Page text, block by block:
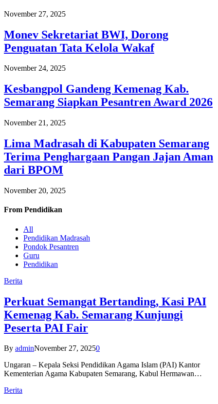
November 27, 2025
Monev Sekretariat BWI, Dorong
Penguatan Tata Kelola Wakaf
November 24, 2025
Kesbangpol Gandeng Kemenag Kab.
Semarang Siapkan Pesantren Award 2026
November 21, 2025
Lima Madrasah di Kabupaten Semarang
Terima Penghargaan Pangan Jajan Aman
dari BPOM
November 20, 2025
From Pendidikan
All
Pendidikan Madrasah
Pondok Pesantren
Guru
Pendidikan
Berita
Perkuat Semangat Bertanding, Kasi PAI
Kemenag Kab. Semarang Kunjungi
Peserta PAI Fair
By adminNovember 27, 20250
Ungaran – Kepala Seksi Pendidikan Agama Islam (PAI) Kantor
Kementerian Agama Kabupaten Semarang, Kabul Hermawan…
Berita